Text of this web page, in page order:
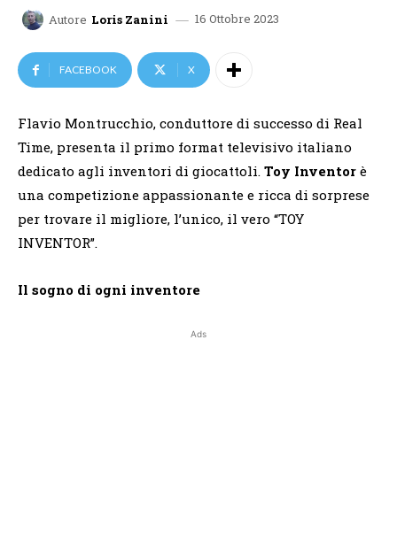
Autore Loris Zanini 16 Ottobre 2023
FACEBOOK X
Flavio Montrucchio, conduttore di successo di Real
Time, presenta il primo format televisivo italiano
dedicato agli inventori di giocattoli. Toy Inventor è
una competizione appassionante e ricca di sorprese
per trovare il migliore, l’unico, il vero “TOY
INVENTOR”.
Il sogno di ogni inventore
Ads